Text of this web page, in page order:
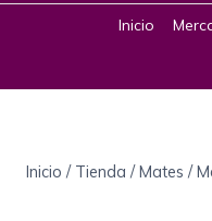
Inicio
Inicio / Tienda / Mates /